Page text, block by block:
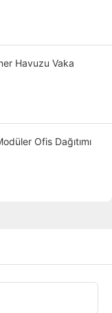
Havuzu Vaka
Ofis Dağıtımı